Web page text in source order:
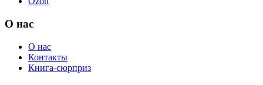
О нас
О нас
Контакты
Книга-сюрприз